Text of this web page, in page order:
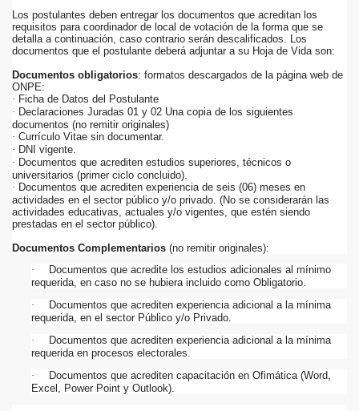
Los postulantes deben entregar los documentos que acreditan los
requisitos para coordinador de local de votación de la forma que se
detalla a continuación, caso contrario serán descalificados. Los
documentos que el postulante deberá adjuntar a su Hoja de Vida son:
Documentos obligatorios: formatos descargados de la página web de
ONPE:
· Ficha de Datos del Postulante
· Declaraciones Juradas 01 y 02 Una copia de los siguientes
documentos (no remitir originales)
· Currículo Vitae sin documentar.
· DNI vigente.
· Documentos que acrediten estudios superiores, técnicos o
universitarios (primer ciclo concluido).
· Documentos que acrediten experiencia de seis (06) meses en
actividades en el sector público y/o privado. (No se considerarán las
actividades educativas, actuales y/o vigentes, que estén siendo
prestadas en el sector público).
Documentos Complementarios (no remitir originales):
·
Documentos que acredite los estudios adicionales al mínimo
requerida, en caso no se hubiera incluido como Obligatorio.
·
Documentos que acrediten experiencia adicional a la mínima
requerida, en el sector Público y/o Privado.
·
Documentos que acrediten experiencia adicional a la mínima
requerida en procesos electorales.
·
Documentos que acrediten capacitación en Ofimática (Word,
Excel, Power Point y Outlook).
Rojas es designado director del Proyecto
millones según el MEF
en Supe
autoridades hagan algo por evitarlo.
terminal de Chimbote
al diario de Chimbote